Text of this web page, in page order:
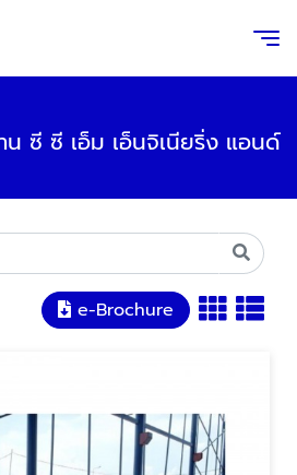
น ซี ซี เอ็ม เอ็นจิเนียริ่ง แอนด์
e-Brochure